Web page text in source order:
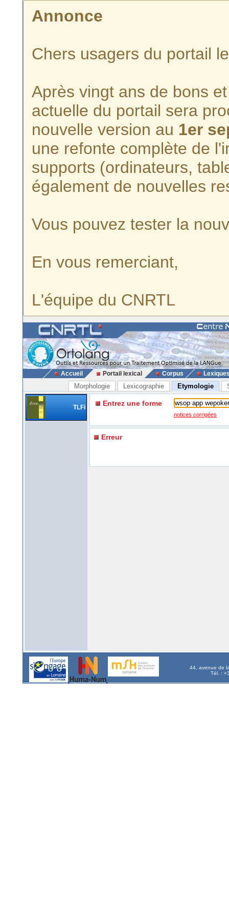
Annonce
Chers usagers du portail
Après vingt ans de bons
actuelle du portail sera
nouvelle version au 1er
une refonte complète de
supports (ordinateurs,
également de nouvelles
Vous pouvez tester la
En vous remerciant,
L'équipe du CNRTL
Accueil Portail lexical Corpus
Morphologie Lexicographie Etymologie
TLFi Entrez une forme
notices corrigées
Erreur
44, avenue de
Tél. :